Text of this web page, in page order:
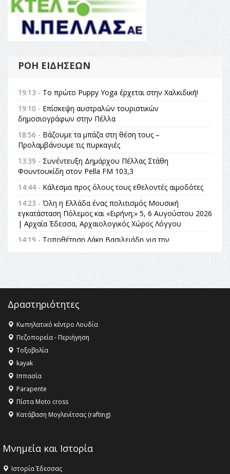
ΡΟΉ ΕΙΔΉΣΕΩΝ
19:13 - Το πρώτο Puppy Yoga έρχεται στην Χαλκιδική!
19:10 - Επίσκεψη αυστραλών τουριστικών
δημοσιογράφων στην Πέλλα
18:56 - Βάζουμε τα μπάζα στη θέση τους –
Προλαμβάνουμε τις πυρκαγιές
13:39 - Συνέντευξη Δημάρχου Πέλλας Στάθη
Φουντουκίδη στον Pella FM 103,3
14:44 - Κάλεσμα προς όλους τους εθελοντές αιμοδότες
14:23 - Όλη η Ελλάδα ένας πολιτισμός Μουσική
εγκατάσταση Πόλεμος και «Ειρήνη;» 5, 6 Αυγούστου 2026
| Αρχαία Έδεσσα, Αρχαιολογικός Χώρος Λόγγου
14:19 - Τοποθέτηση Λάκη Βασιλειάδη για την
Αναθεώρηση του Συντάγματος: «Σε τέτοιες κορυφαίες
θεσμικές διαδικασίες υπάρχει μόνο η ευθύνη απέναντι
στις επόμενες γενιές»
16:35 -Το πρόγραμμα του ΠΑΟΚ στον δεύτερο γύρο του
16:27 - Όλυμπος: Εντάχθηκε στον Κατάλογο Παγκόσμιας
Κληρονομιάς της UNESCO – Ομόφωνη η απόφαση Ο
Όλυμπος αναγνωρίστηκε ως φυσικό και πολιτιστικό
αγαθό εξέχουσας οικουμενικής αξίας για την
ανθρωπότητα
16:18 -
ΣΤΗΝ ΕΔΕΣΣΑ
Δραστηριότητες
Κωπηλατικό κέντρο Λουδία
Πεζοπορεία - Περιήγηση
Τοξοβολία
kayak
Ιππασία
Parapente
Πίστα Moto cross
Κατάβαση Μογλενίτσας (rafting)
Μνημεία και Ιστορία
Ιστορία Έδεσσας